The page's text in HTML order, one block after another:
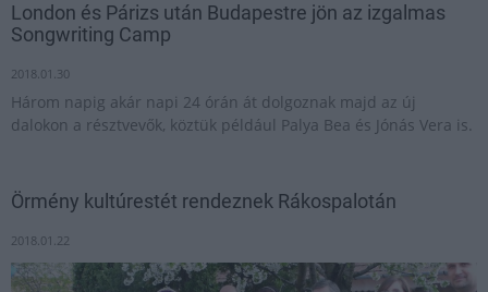
London és Párizs után Budapestre jön az izgalmas
Songwriting Camp
2018.01.30
Három napig akár napi 24 órán át dolgoznak majd az új
dalokon a résztvevők, köztük például Palya Bea és Jónás Vera is.
Örmény kultúrestét rendeznek Rákospalotán
2018.01.22